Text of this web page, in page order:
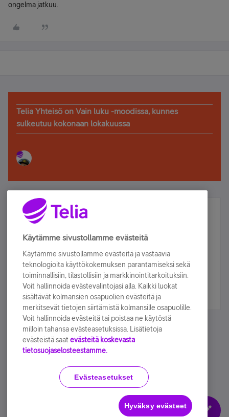
ongelma jatkuu.
Telia Yhteisö on Vain luku -moodissa, kunnes
sulkeutuu kokonaan lokakuussa
Älä jää paitsi – osallistu ja voita!
Tilaa Telian uutiskirje ja olet mukana arvonnassa.
sähköpostiisi.
Tilaa nyt
Käyttöehdot Accessibility statement
Evästeasetukset
Käytämme sivustollamme evästeitä
Käytämme sivustollamme evästeitä ja vastaavia
teknologioita käyttökokemuksen parantamiseksi sekä
toiminnallisiin, tilastollisiin ja markkinointitarkoituksiin.
Voit hallinnoida evästevalintojasi alla. Kaikki luokat
sisältävät kolmansien osapuolien evästeitä ja
merkitsevät tietojen siirtämistä kolmansille osapuolille.
Voit hallinnoida evästeitä tai poistaa ne käytöstä
milloin tahansa evästeasetuksissa. Lisätietoja
evästeistä saat evästeitä koskevasta
tietosuojaselosteestamme.
Evästeasetukset
Hyväksy evästeet